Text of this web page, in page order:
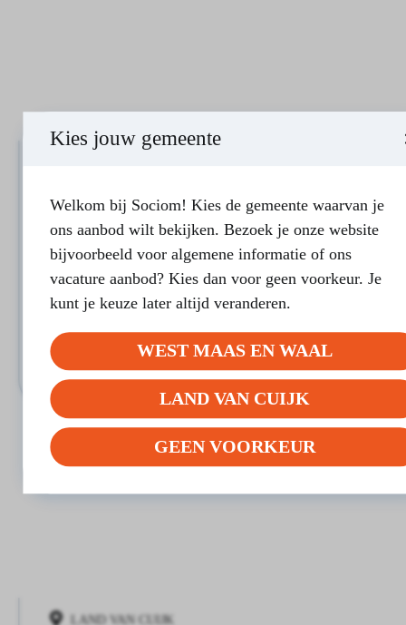
Assertiviteit…. opkomen voor
jezelf
Doel van de cursus Het doel van deze cursus is dat je
beter inzicht krijgt in hoe je reageert op…
MEER INFORMATIE
LAND VAN CUIJK
Kies jouw gemeente
Welkom bij Sociom! Kies de gemeente waarvan je
ons aanbod wilt bekijken. Bezoek je onze website
bijvoorbeeld voor algemene informatie of ons
vacature aanbod? Kies dan voor geen voorkeur. Je
kunt je keuze later altijd veranderen.
WEST MAAS EN WAAL
LAND VAN CUIJK
GEEN VOORKEUR